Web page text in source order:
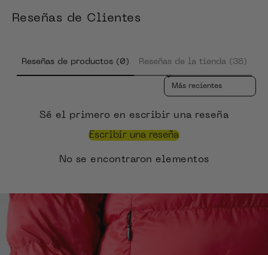
Reseñas de Clientes
Reseñas de productos (0) Reseñas de la tienda (38)
Sort reviews by
Sé el primero en escribir una reseña
Escribir una reseña
No se encontraron elementos